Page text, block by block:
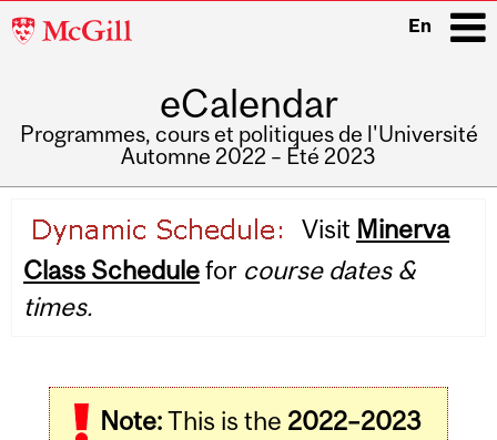
McGill
En
eCalendar
Programmes, cours et politiques de l'Université
Automne 2022 – Été 2023
navigation
Visit Minerva
Class Schedulefor course dates &
times.
Note:This is the 2022–2023